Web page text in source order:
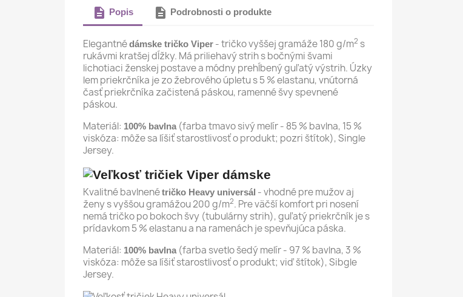
description Popis description Podrobnosti o produkte
Elegantnédámske tričko Viper - tričko vyššej gramáže 180 g/m2 s
rukávmi kratšej dĺžky. Má priliehavý strih s bočnými švami
lichotiaci ženskej postave a módny prehĺbený guľatý výstrih. Úzky
lem priekrčníka je zo žebrového úpletu s 5 % elastanu, vnútorná
časť priekrčníka začistená páskou, ramenné švy spevnené
páskou.
Materiál: 100% bavlna(farba tmavo sivý melír - 85 % bavlna, 15 %
viskóza: môže sa líšiť starostlivosť o produkt; pozri štítok), Single
Jersey.
Kvalitné bavlnenétričko Heavy universál - vhodné pre mužov aj
ženy s vyššou gramážou 200 g/m2. Pre väčší komfort pri nosení
nemá tričko po bokoch švy (tubulárny strih), guľatý priekrčník je s
prídavkom 5 % elastanu a na ramenách je spevňujúca páska.
Materiál: 100% bavlna(farba svetlo šedý melír - 97 % bavlna, 3 %
viskóza: môže sa líšiť starostlivosť o produkt; viď štítok), Sibgle
Jersey.